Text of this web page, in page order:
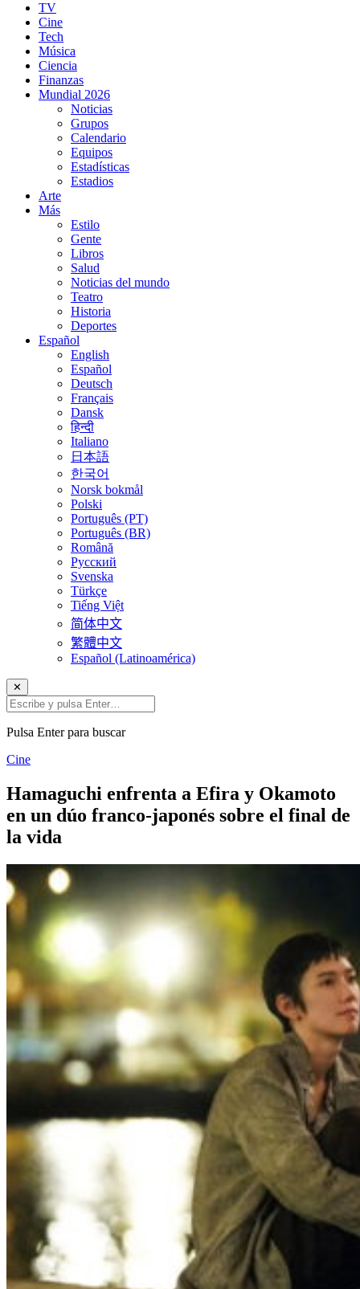
TV
Cine
Tech
Música
Ciencia
Finanzas
Mundial 2026
Noticias
Grupos
Calendario
Equipos
Estadísticas
Estadios
Arte
Más
Estilo
Gente
Libros
Salud
Noticias del mundo
Teatro
Historia
Deportes
Español
English
Español
Deutsch
Français
Dansk
हिन्दी
Italiano
日本語
한국어
Norsk bokmål
Polski
Português (PT)
Português (BR)
Română
Русский
Svenska
Türkçe
Tiếng Việt
简体中文
繁體中文
Español (Latinoamérica)
✕
Pulsa Enter para buscar
Cine
Hamaguchi enfrenta a Efira y Okamoto
en un dúo franco-japonés sobre el final de
la vida